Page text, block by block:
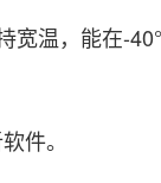
宽温，能在-
件。